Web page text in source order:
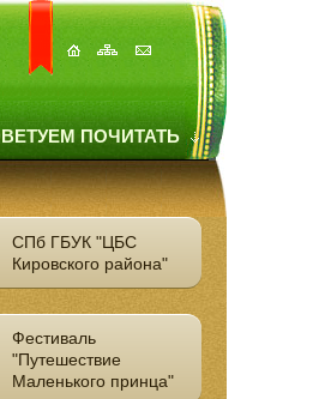
ПОЧИТАТЬ
СПб ГБУК "ЦБС
Кировского района"
Фестиваль
"Путешествие
Маленького принца"